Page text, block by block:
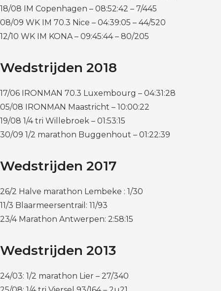
18/08 IM Copenhagen – 08:52:42 – 7/445
08/09 WK IM 70.3 Nice – 04:39:05 – 44/520
12/10 WK IM KONA – 09:45:44 – 80/205
Wedstrijden 2018
17/06 IRONMAN 70.3 Luxembourg – 04:31:28
05/08 IRONMAN Maastricht – 10:00:22
19/08 1/4 tri Willebroek – 01:53:15
30/09 1/2 marathon Buggenhout – 01:22:39
Wedstrijden 2017
26/2 Halve marathon Lembeke : 1/30
11/3 Blaarmeersentrail: 11/93
23/4 Marathon Antwerpen: 2:58:15
Wedstrijden 2013
24/03: 1/2 marathon Lier – 27/340